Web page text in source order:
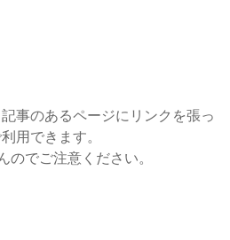
事のあるページにリンクを張っ
用できます。
でご注意ください。